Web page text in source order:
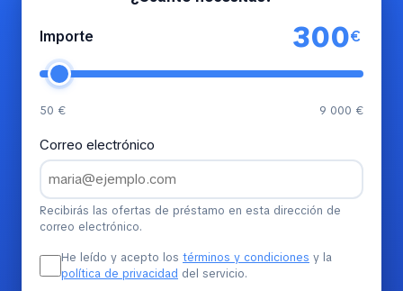
Importe €
50 € 9 000 €
Correo electrónico
Recibirás las ofertas de préstamo en esta dirección de
correo electrónico.
He leído y acepto los términos y condiciones y la
política de privacidad del servicio.